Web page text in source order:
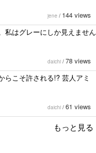
jene / 144 views
私はグレーにしか見えません
daichi / 78 views
らこそ許される!? 芸人アミ
daichi / 61 views
もっと見る